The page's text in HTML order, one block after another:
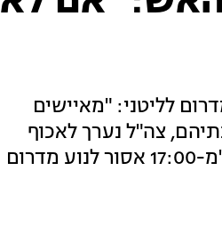
לליטני: "מאיישים
צה"ל נערך לאכוף
הפרות - ועצר 4 מחבלי חיזבאללה ומפקד שהתקרבו לכוחות: "מ-17:00 אסור לנוע מדרום